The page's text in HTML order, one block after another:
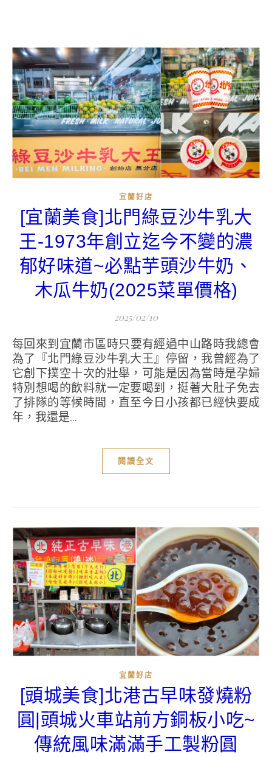
宜蘭好店
[宜蘭美食]北門綠豆沙牛乳大
王-1973年創立迄今不變的濃
郁好味道~必點芋頭沙牛奶、
木瓜牛奶(2025菜單價格)
2025/02/10
每回來到宜蘭市區時只要有經過中山路時我總會
為了『北門綠豆沙牛乳大王』停留，我曾經為了
它創下撲空十次的壯舉，可能是因為當時是孕婦
特別想喝的飲料就一定要喝到，挺著大肚子免去
了排隊的等候時間，直至今日小孩都已經快要成
年，我還是...
閱讀全文
宜蘭好店
[頭城美食]北港古早味發燒粉
圓|頭城火車站前方銅板小吃~
傳統風味滿滿手工製粉圓